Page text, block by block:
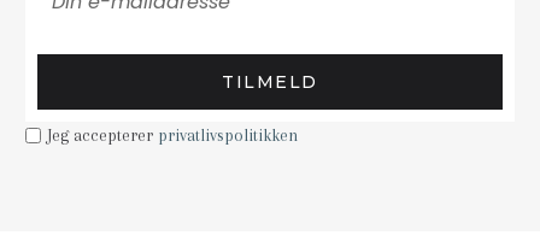
TILMELD
Jeg accepterer privatlivspolitikken